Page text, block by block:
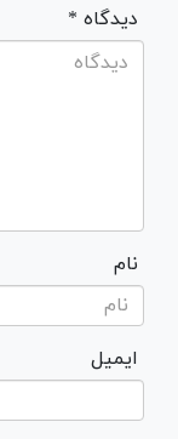
* دیدگاه
نام
ایمیل